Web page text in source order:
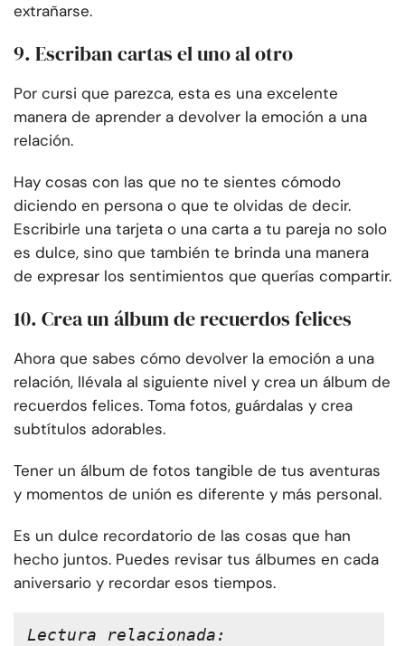
extrañarse.
9. Escriban cartas el uno al otro
Por cursi que parezca, esta es una excelente
manera de aprender a devolver la emoción a una
relación.
Hay cosas con las que no te sientes cómodo
diciendo en persona o que te olvidas de decir.
Escribirle una tarjeta o una carta a tu pareja no solo
es dulce, sino que también te brinda una manera
de expresar los sentimientos que querías compartir.
10. Crea un álbum de recuerdos felices
Ahora que sabes cómo devolver la emoción a una
relación, llévala al siguiente nivel y crea un álbum de
recuerdos felices. Toma fotos, guárdalas y crea
subtítulos adorables.
Tener un álbum de fotos tangible de tus aventuras
y momentos de unión es diferente y más personal.
Es un dulce recordatorio de las cosas que han
hecho juntos. Puedes revisar tus álbumes en cada
aniversario y recordar esos tiempos.
Lectura relacionada: